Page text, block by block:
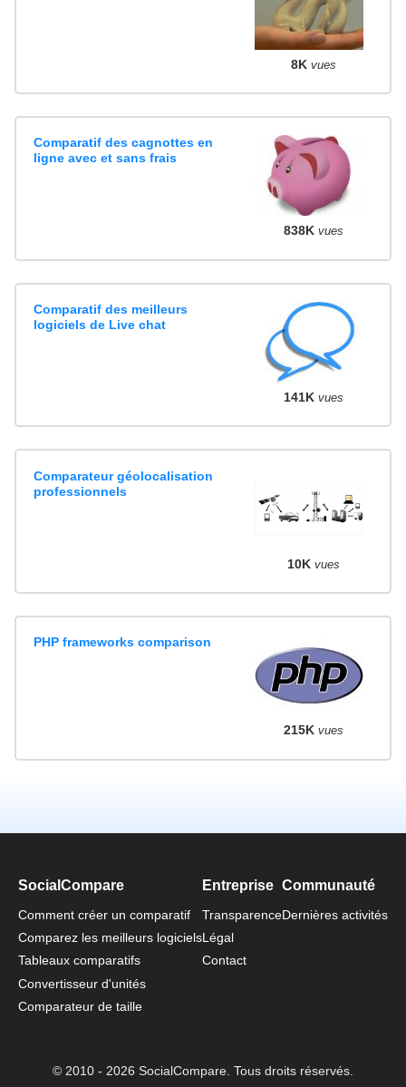
8K vues
Comparatif des cagnottes en
ligne avec et sans frais
838K vues
Comparatif des meilleurs
logiciels de Live chat
141K vues
Comparateur géolocalisation
professionnels
10K vues
PHP frameworks comparison
215K vues
SocialCompare
Comment créer un comparatif
Comparez les meilleurs logiciels
Tableaux comparatifs
Convertisseur d'unités
Comparateur de taille
Entreprise
Transparence
Légal
Contact
Communauté
Dernières activités
© 2010 - 2026 SocialCompare. Tous droits réservés.